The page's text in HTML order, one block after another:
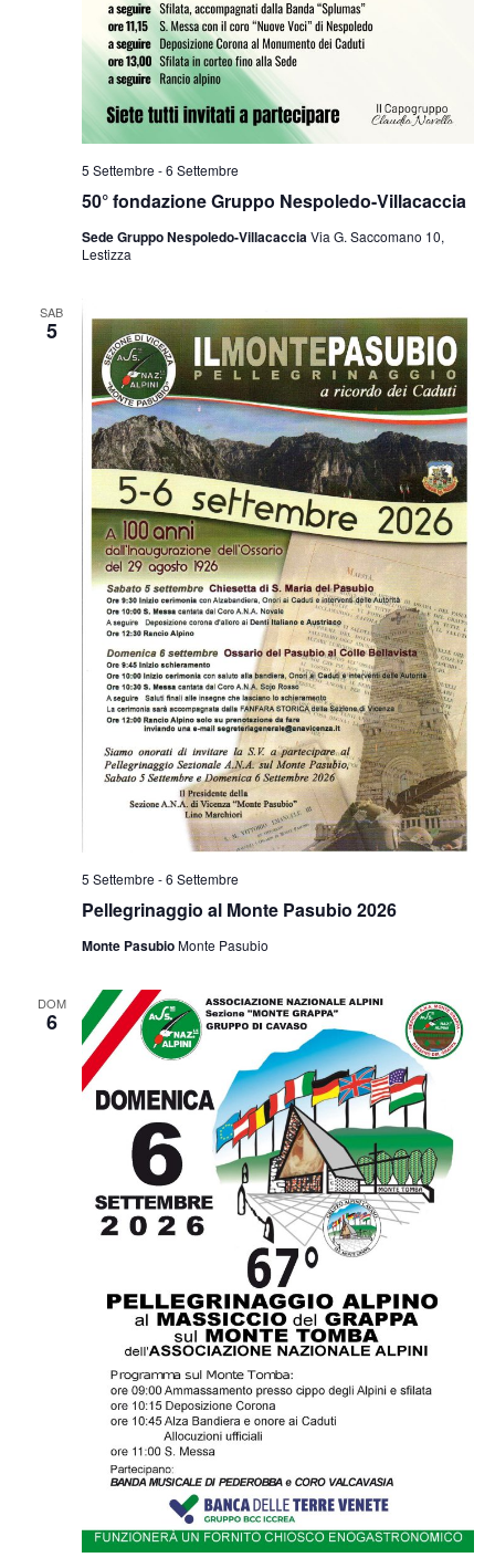
50° fondazione Gruppo Nespoledo-Villacaccia
5 Settembre -6 Settembre
Sede Gruppo Nespoledo-VillacacciaVia G. Saccomano 10,
Lestizza
SAB
5
Pellegrinaggio al Monte Pasubio 2026
5 Settembre -6 Settembre
Monte PasubioMonte Pasubio
DOM
6